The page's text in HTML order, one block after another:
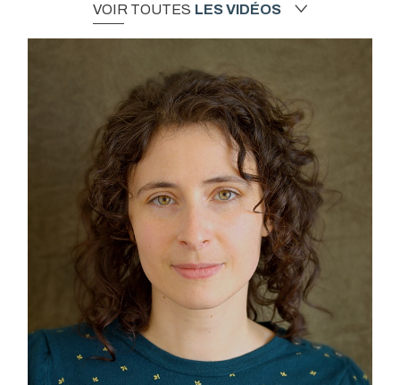
VOIR TOUTES LES VIDÉOS